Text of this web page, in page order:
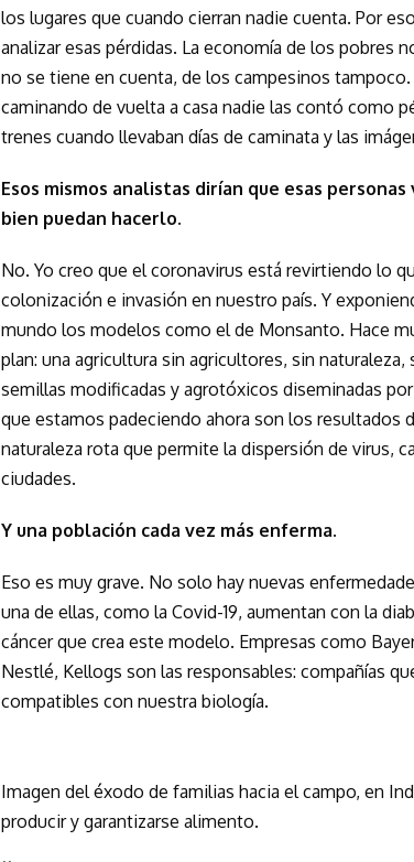
los lugares que cuando cierran nadie cuenta. Por
analizar esas pérdidas. La economía de los pobres
no se tiene en cuenta, de los campesinos
caminando de vuelta a casa nadie las contó como
trenes cuando llevaban días de caminata y las
Esos mismos analistas dirían que esas
bien puedan hacerlo.
No. Yo creo que el coronavirus está revirtiendo lo
colonización e invasión en nuestro país. Y
mundo los modelos como el de Monsanto. Hace
plan: una agricultura sin agricultores, sin
semillas modificadas y agrotóxicos diseminadas
que estamos padeciendo ahora son los resultados
naturaleza rota que permite la dispersión de virus,
ciudades.
Y una población cada vez más enferma.
Eso es muy grave. No solo hay nuevas
una de ellas, como la Covid-19, aumentan con la
cáncer que crea este modelo. Empresas como
Nestlé, Kellogs son las responsables: compañías
compatibles con nuestra biología.
Imagen del éxodo de familias hacia el campo, en
producir y garantizarse alimento.